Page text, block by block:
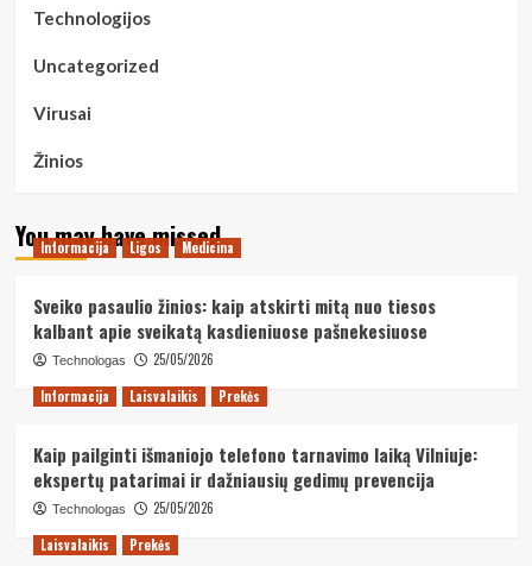
Technologijos
Uncategorized
Virusai
Žinios
You may have missed
Informacija Ligos Medicina
Sveiko pasaulio žinios: kaip atskirti mitą nuo tiesos
kalbant apie sveikatą kasdieniuose pašnekesiuose
Technologas
25/05/2026
Informacija
Laisvalaikis Prekės
Kaip pailginti išmaniojo telefono tarnavimo laiką Vilniuje:
ekspertų patarimai ir dažniausių gedimų prevencija
Technologas
25/05/2026
Laisvalaikis
Prekės